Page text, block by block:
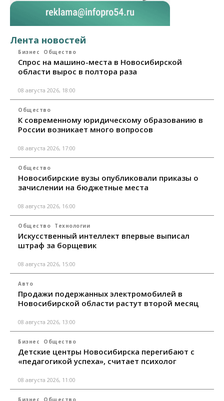
Лента новостей
Бизнес Общество
Спрос на машино-места в Новосибирской
области вырос в полтора раза
08 августа 2026, 18:00
Общество
К современному юридическому образованию в
России возникает много вопросов
08 августа 2026, 17:00
Общество
Новосибирские вузы опубликовали приказы о
зачислении на бюджетные места
08 августа 2026, 16:00
Общество Технологии
Искусственный интеллект впервые выписал
штраф за борщевик
08 августа 2026, 15:00
Авто
Продажи подержанных электромобилей в
Новосибирской области растут второй месяц
08 августа 2026, 13:00
Бизнес Общество
Детские центры Новосибирска перегибают с
«педагогикой успеха», считает психолог
08 августа 2026, 11:00
Бизнес Общество